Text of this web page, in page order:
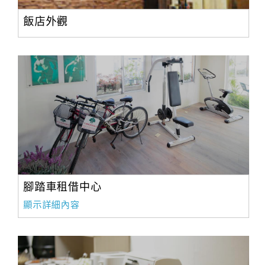
飯店外觀
腳踏車租借中心
顯示詳細內容